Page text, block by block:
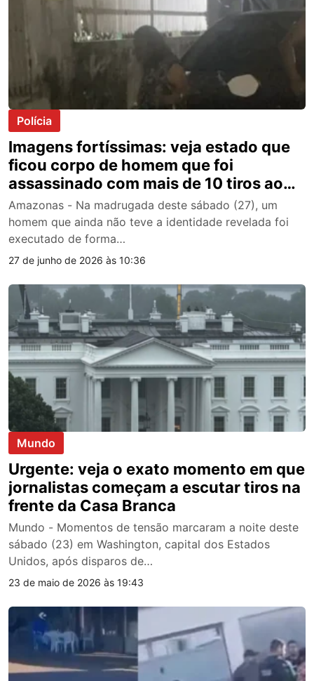
Polícia
Imagens fortíssimas: veja estado que
ficou corpo de homem que foi
assassinado com mais de 10 tiros ao
lado do SPA Joventina Dias
Amazonas - Na madrugada deste sábado (27), um
homem que ainda não teve a identidade revelada foi
executado de forma…
27 de junho de 2026 às 10:36
Mundo
Urgente: veja o exato momento em que
jornalistas começam a escutar tiros na
frente da Casa Branca
Mundo - Momentos de tensão marcaram a noite deste
sábado (23) em Washington, capital dos Estados
Unidos, após disparos de…
23 de maio de 2026 às 19:43